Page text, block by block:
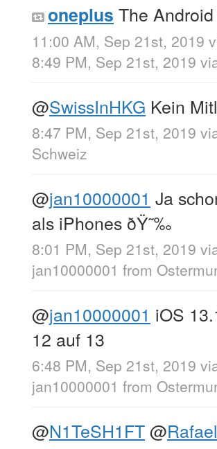
oneplus The
11:00 AM, Sep 21st, 2019
8:49 PM, Sep 21st, 2019
@SwissInHKG Kein
8:47 PM, Sep 21st, 2019
Schweiz
@jan10000001 Ja
als iPhones ðŸ˜‰
8:01 PM, Sep 21st, 2019
jan10000001 from
@jan10000001 iOS
12 auf 13
6:48 PM, Sep 21st, 2019
jan10000001 from
@N1TeSH1FT@